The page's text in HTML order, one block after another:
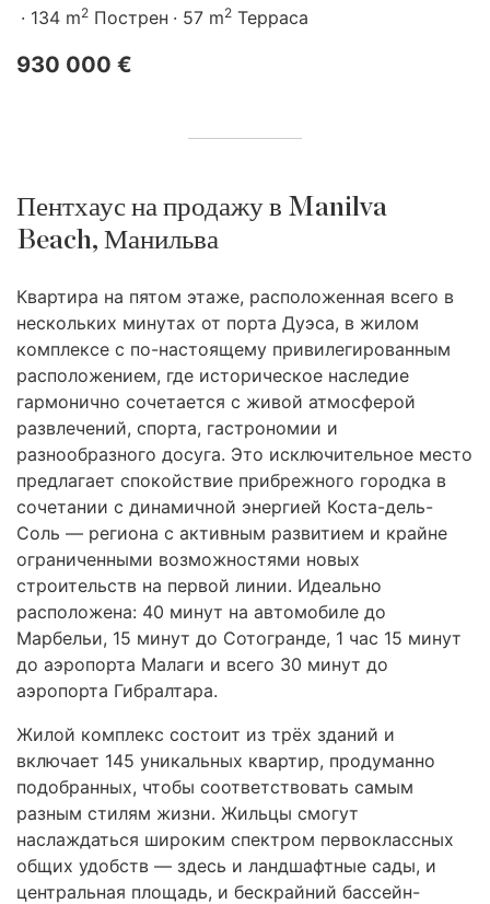
134 m2 Пострен 57 m2 Терраса
930 000 €
Пентхаус на продажу в Manilva
Beach, Манильва
Квартира на пятом этаже, расположенная всего в
нескольких минутах от порта Дуэса, в жилом
комплексе с по-настоящему привилегированным
расположением, где историческое наследие
гармонично сочетается с живой атмосферой
развлечений, спорта, гастрономии и
разнообразного досуга. Это исключительное место
предлагает спокойствие прибрежного городка в
сочетании с динамичной энергией Коста-дель-
Соль — региона с активным развитием и крайне
ограниченными возможностями новых
строительств на первой линии. Идеально
расположена: 40 минут на автомобиле до
Марбельи, 15 минут до Сотогранде, 1 час 15 минут
до аэропорта Малаги и всего 30 минут до
аэропорта Гибралтара.
Жилой комплекс состоит из трёх зданий и
включает 145 уникальных квартир, продуманно
подобранных, чтобы соответствовать самым
разным стилям жизни. Жильцы смогут
наслаждаться широким спектром первоклассных
общих удобств — здесь и ландшафтные сады, и
центральная площадь, и бескрайний бассейн-